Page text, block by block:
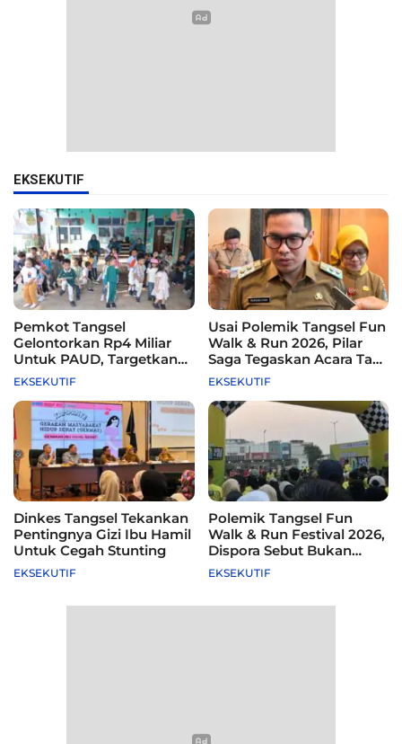
EKSEKUTIF
Pemkot Tangsel
Gelontorkan Rp4 Miliar
Untuk PAUD, Targetkan
115 Sekolah
EKSEKUTIF
Usai Polemik Tangsel Fun
Walk & Run 2026, Pilar
Saga Tegaskan Acara Tak
Difasilitasi Pemkot
EKSEKUTIF
Dinkes Tangsel Tekankan
Pentingnya Gizi Ibu Hamil
Untuk Cegah Stunting
EKSEKUTIF
Polemik Tangsel Fun
Walk & Run Festival 2026,
Dispora Sebut Bukan
Agenda Pemkot
EKSEKUTIF